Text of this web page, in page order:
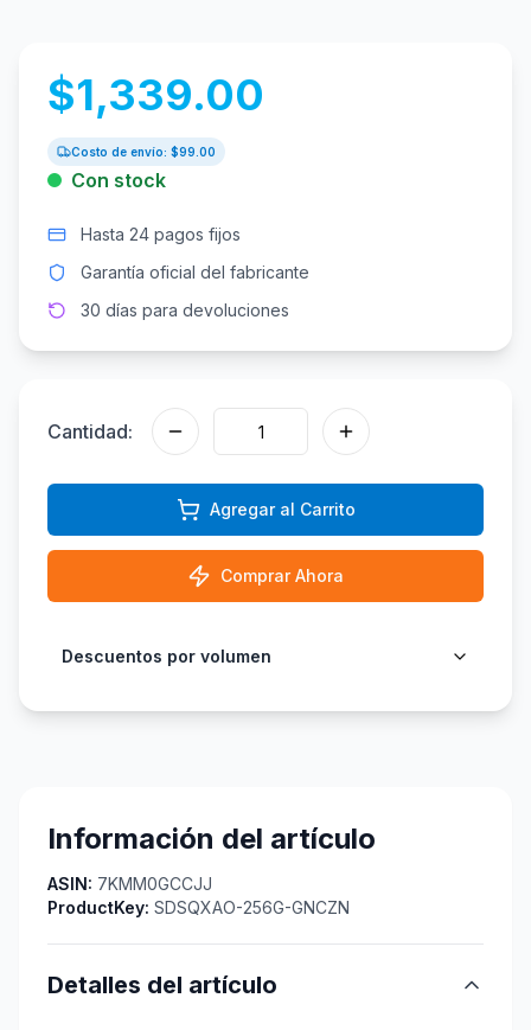
$1,339.00
Costo de envío: $99.00
Con stock
Hasta 24 pagos fijos
Garantía oficial del fabricante
30 días para devoluciones
Cantidad:
Agregar al Carrito
Comprar Ahora
Descuentos por volumen
Información del artículo
ASIN: 7KMM0GCCJJ
ProductKey: SDSQXAO-256G-GNCZN
Detalles del artículo